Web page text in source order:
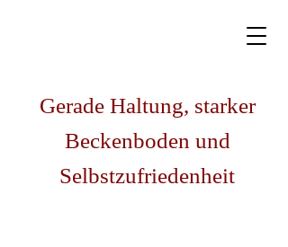
Gerade Haltung, starker
Beckenboden und
Selbstzufriedenheit